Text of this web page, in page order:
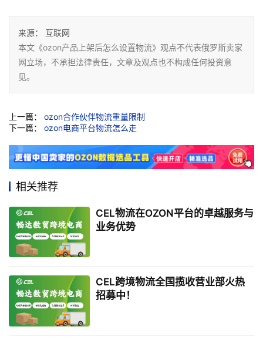
来源：
互联网
本文《ozon产品上架后怎么设置物流》观点不代表俄罗斯卖家
网立场，不承担法律责任，文章及观点也不构成任何投资意
见。
上一篇： ozon合作伙伴物流重量限制
下一篇： ozon电商平台物流怎么走
相关推荐
CEL物流在OZON平台的卓越服务与
业务优势
CEL跨境物流全国揽收营业部火热
招募中！